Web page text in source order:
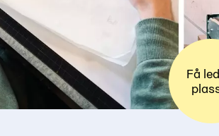
Få